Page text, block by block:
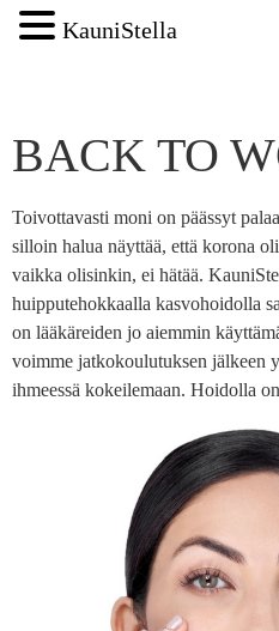
BACK TO
Toivottavasti moni on päässyt
silloin halua näyttää, että korona
vaikka olisinkin, ei hätää.
huipputehokkaalla kasvohoidolla
on lääkäreiden jo aiemmin
voimme jatkokoulutuksen jälkeen
ihmeessä kokeilemaan. Hoidolla
KauniStella